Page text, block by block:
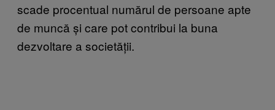
scade procentual numărul de persoane apte
de muncă și care pot contribui la buna
dezvoltare a societății.